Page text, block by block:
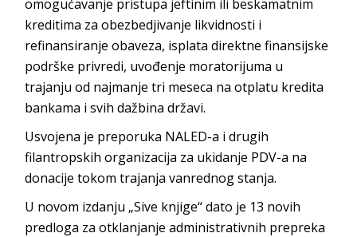
omogućavanje pristupa jeftinim ili beskamatnim
kreditima za obezbedjivanje likvidnosti i
refinansiranje obaveza, isplata direktne finansijske
podrške privredi, uvođenje moratorijuma u
trajanju od najmanje tri meseca na otplatu kredita
bankama i svih dažbina državi.
Usvojena je preporuka NALED-a i drugih
filantropskih organizacija za ukidanje PDV-a na
donacije tokom trajanja vanrednog stanja.
U novom izdanju „Sive knjige“ dato je 13 novih
predloga za otklanjanje administrativnih prepreka